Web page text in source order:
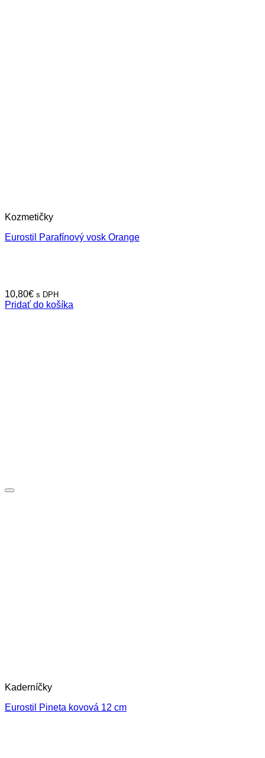
Kozmetičky
Eurostil Parafínový vosk Orange
10,80€ s DPH
Pridať do košíka
Kaderníčky
Eurostil Pineta kovová 12 cm